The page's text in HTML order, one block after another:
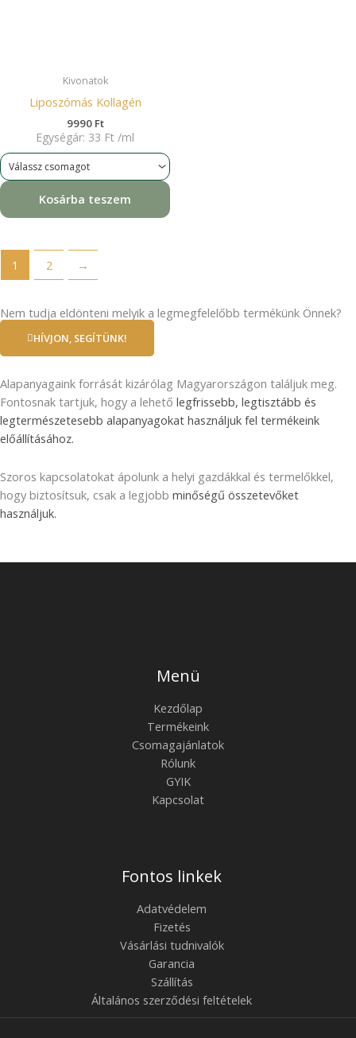
Kivonatok
Liposzómás Kollagén
9990 Ft
Egységár: 33 Ft /ml
Kosárba teszem
1 2 →
Nem tudja eldönteni melyik a legmegfelelőbb termékünk Önnek?
HÍVJON, SEGÍTÜNK!
Alapanyagaink forrását kizárólag Magyarországon találjuk meg.
Fontosnak tartjuk, hogy a lehető legfrissebb, legtisztább és
legtermészetesebb alapanyagokat használjuk fel termékeink
előállításához.
Szoros kapcsolatokat ápolunk a helyi gazdákkal és termelőkkel,
hogy biztosítsuk, csak a legjobb minőségű összetevőket
használjuk.
Menü
Kezdőlap
Termékeink
Csomagajánlatok
Rólunk
GYIK
Kapcsolat
Fontos linkek
Adatvédelem
Fizetés
Vásárlási tudnivalók
Garancia
Szállítás
Általános szerződési feltételek